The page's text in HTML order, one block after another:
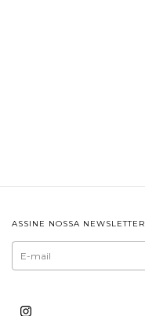
ASSINE NOSSA NEWSLETTER